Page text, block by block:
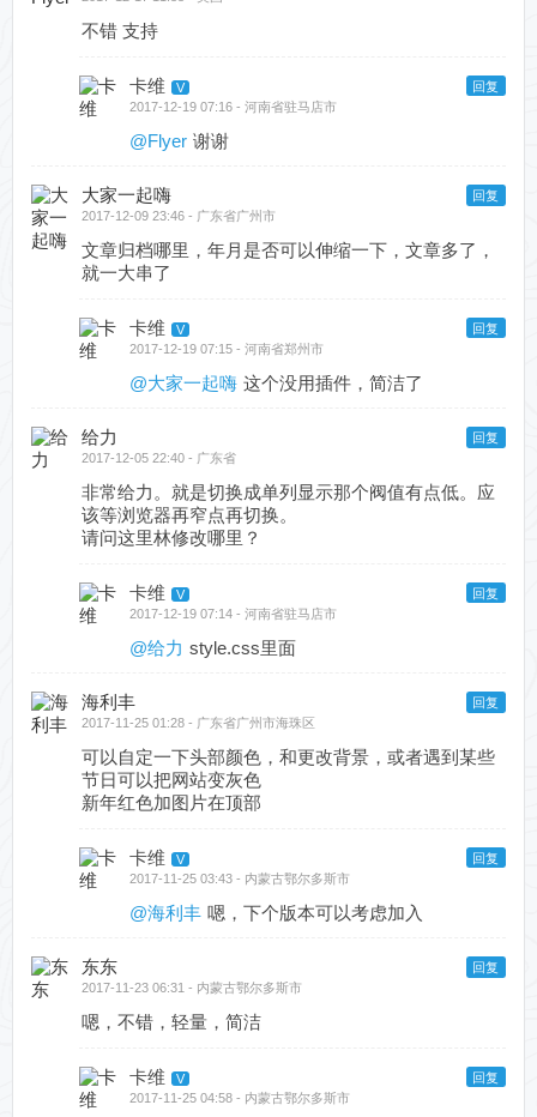
不错 支持
卡维
2017-12-19 07:16 - 河南省驻马店市
回复
@Flyer 谢谢
大家一起嗨
2017-12-09 23:46 - 广东省广州市
回复
文章归档哪里，年月是否可以伸缩一下，文章多了，
就一大串了
卡维
2017-12-19 07:15 - 河南省郑州市
回复
@大家一起嗨 这个没用插件，简洁了
给力
2017-12-05 22:40 - 广东省
回复
非常给力。就是切换成单列显示那个阀值有点低。应
该等浏览器再窄点再切换。
请问这里林修改哪里？
卡维
2017-12-19 07:14 - 河南省驻马店市
回复
@给力 style.css里面
海利丰
2017-11-25 01:28 - 广东省广州市海珠区
回复
可以自定一下头部颜色，和更改背景，或者遇到某些
节日可以把网站变灰色
新年红色加图片在顶部
卡维
2017-11-25 03:43 - 内蒙古鄂尔多斯市
回复
@海利丰 嗯，下个版本可以考虑加入
东东
2017-11-23 06:31 - 内蒙古鄂尔多斯市
回复
嗯，不错，轻量，简洁
卡维
2017-11-25 04:58 - 内蒙古鄂尔多斯市
回复